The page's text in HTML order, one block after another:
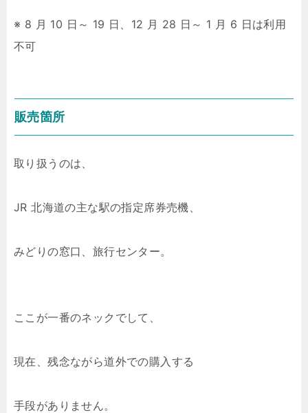
※ 8 月 10 日～ 19 日、12 月 28 日～ 1 月 6 日は利用
不可
販売箇所
取り扱うのは、
JR 北海道の主な駅の指定席券売機、
みどりの窓口、旅行センター。
ここが一番のネックでして、
現在、残念ながら道外での購入する
手段がありません。